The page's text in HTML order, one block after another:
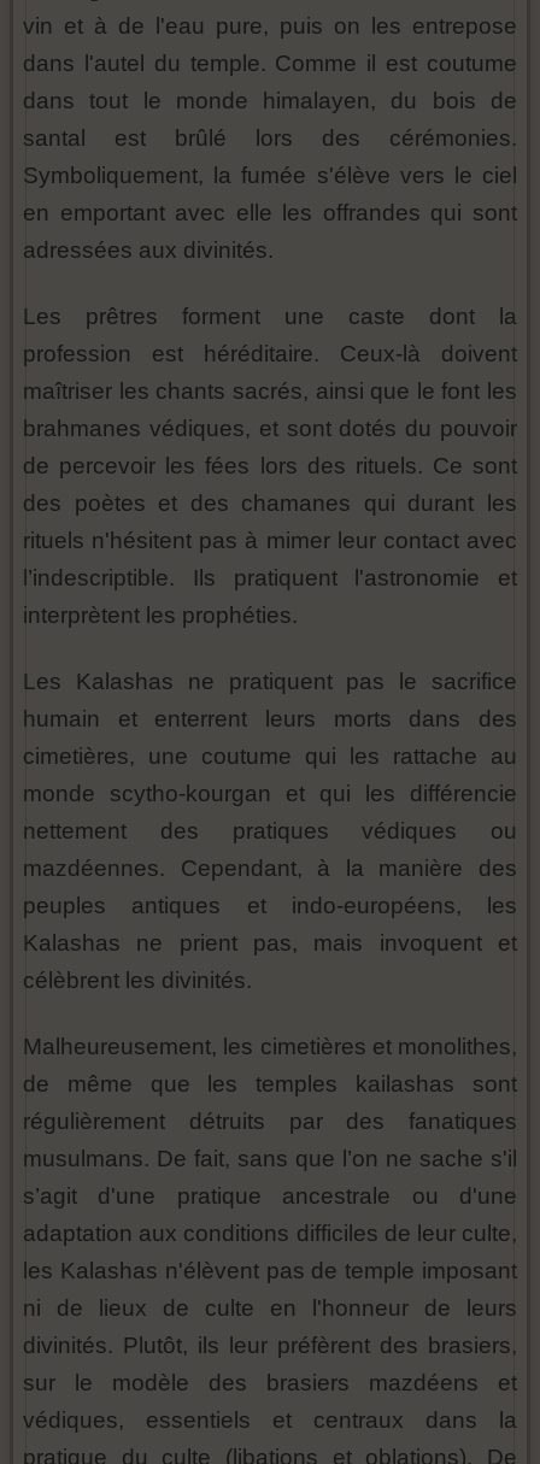
vin et à de l'eau pure, puis on les entrepose
dans l'autel du temple. Comme il est coutume
dans tout le monde himalayen, du bois de
santal est brûlé lors des cérémonies.
Symboliquement, la fumée s'élève vers le ciel
en emportant avec elle les offrandes qui sont
adressées aux divinités.
Les prêtres forment une caste dont la
profession est héréditaire. Ceux-là doivent
maîtriser les chants sacrés, ainsi que le font les
brahmanes védiques, et sont dotés du pouvoir
de percevoir les fées lors des rituels. Ce sont
des poètes et des chamanes qui durant les
rituels n'hésitent pas à mimer leur contact avec
l’indescriptible. Ils pratiquent l'astronomie et
interprètent les prophéties.
Les Kalashas ne pratiquent pas le sacrifice
humain et enterrent leurs morts dans des
cimetières, une coutume qui les rattache au
monde scytho-kourgan et qui les différencie
nettement des pratiques védiques ou
mazdéennes. Cependant, à la manière des
peuples antiques et indo-européens, les
Kalashas ne prient pas, mais invoquent et
célèbrent les divinités.
Malheureusement, les cimetières et monolithes,
de même que les temples kailashas sont
régulièrement détruits par des fanatiques
musulmans. De fait, sans que l’on ne sache s'il
s’agit d'une pratique ancestrale ou d'une
adaptation aux conditions difficiles de leur culte,
les Kalashas n'élèvent pas de temple imposant
ni de lieux de culte en l'honneur de leurs
divinités. Plutôt, ils leur préfèrent des brasiers,
sur le modèle des brasiers mazdéens et
védiques, essentiels et centraux dans la
pratique du culte (libations et oblations). De